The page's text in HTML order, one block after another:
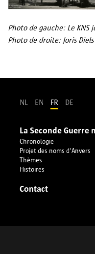
Photo de gauche: Le KNS
Photo de droite: Joris
NL EN FR DE
La Seconde Guerre
Chronologie
Projet des noms d'Anvers
Thèmes
Histoires
Contact